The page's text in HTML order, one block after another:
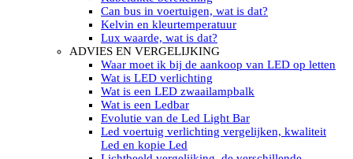
Led signalisatie in Subcategorieën
LED KOPLAMPEN GEKEURD
Led koplampen inbouw
Led koplampen opbouw
Led koplampen tractoren
Subcategorieën Led koplampen
LED ZOEKLICHT
Electrische Led zoeklamp Allremote
Electrisch Led zoeklicht Golight
Marinco Roestvrijstaal Led zoeklicht
Elektrisch Led zoeklicht diverse
Led zoeklamp accessoires ALLremote
Can bus in voertuigen, wat is dat?
Kelvin en kleurtemperatuur
Lux waarde, wat is dat?
ADVIES EN VERGELIJKING
Waar moet ik bij de aankoop van LED op letten
Wat is LED verlichting
Wat is een LED zwaailampbalk
Wat is een Ledbar
Evolutie van de Led Light Bar
Led voertuig verlichting vergelijken, kwaliteit
Led en kopie Led